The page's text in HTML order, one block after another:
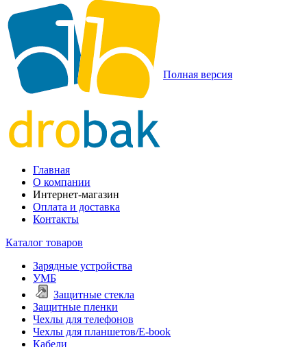
Полная версия
Главная
О компании
Интернет-магазин
Оплата и доставка
Контакты
Каталог товаров
Зарядные устройства
УМБ
Защитные стекла
Защитные пленки
Чехлы для телефонов
Чехлы для планшетов/E-book
Кабели